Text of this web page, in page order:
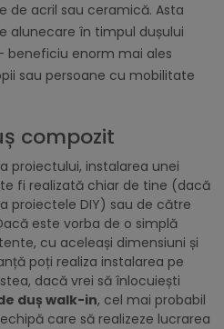
de acril sau ceramică. Asta
alunecare în timpul dușului
beneficiu enorm mai ales
sau persoane cu mobilitate
compozit
proiectului, instalarea unei
fi realizată chiar de tine (dacă
proiectele DIY) sau de către
este vorba de o simplă
cu aceleași dimensiuni și
poți realiza instalarea pe
dacă vrei să înlocuiești
duș walk-in, cel mai probabil
care să realizeze lucrarea